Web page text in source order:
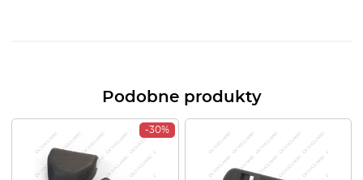
Podobne produkty
-30%